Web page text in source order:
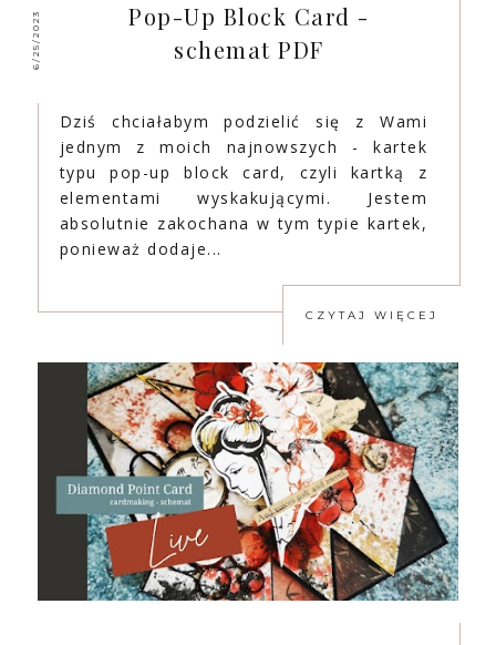
6/25/2023
Pop-Up Block Card -
schemat PDF
Dziś chciałabym podzielić się z Wami
jednym z moich najnowszych - kartek
typu pop-up block card, czyli kartką z
elementami wyskakującymi. Jestem
absolutnie zakochana w tym typie kartek,
ponieważ dodaje...
CZYTAJ WIĘCEJ